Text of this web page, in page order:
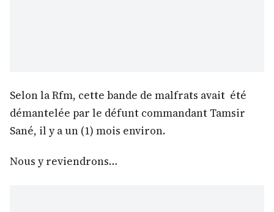
Selon la Rfm, cette bande de malfrats avait été
démantelée par le défunt commandant Tamsir
Sané, il y a un (1) mois environ.
Nous y reviendrons…